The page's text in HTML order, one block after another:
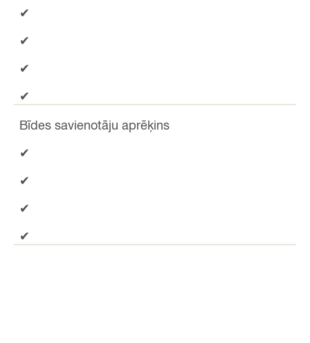
✔
✔
✔
✔
Bīdes savienotāju aprēķins
✔
✔
✔
✔